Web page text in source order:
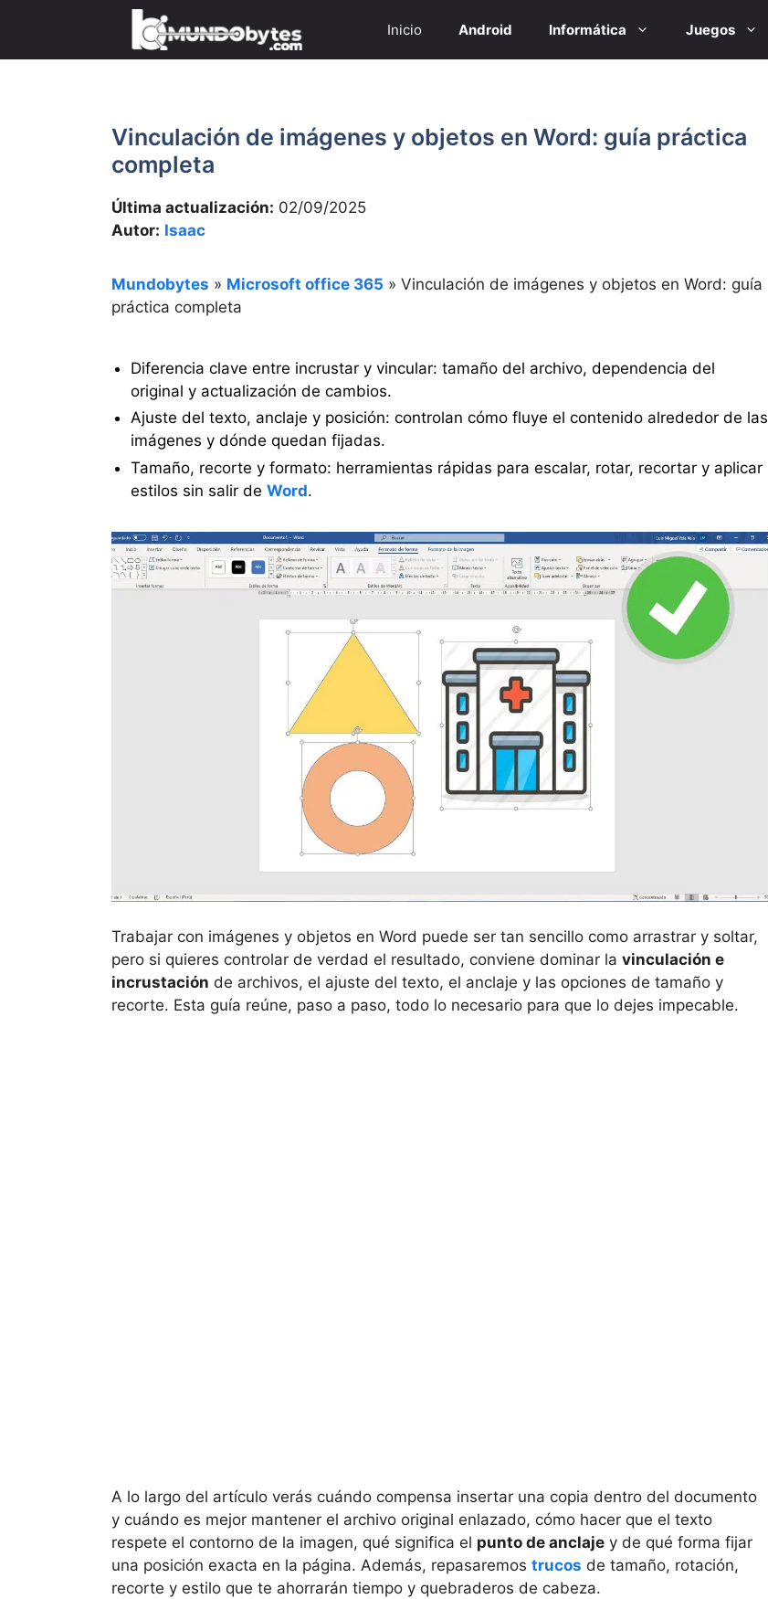
contenido
Inicio Android Informática Juegos
Vinculación de imágenes y objetos en Word: guía práctica
completa
Última actualización: 02/09/2025
Autor: Isaac
Mundobytes » Microsoft office 365 » Vinculación de imágenes y objetos en Word: guía
práctica completa
Diferencia clave entre incrustar y vincular: tamaño del archivo, dependencia del
original y actualización de cambios.
Ajuste del texto, anclaje y posición: controlan cómo fluye el contenido alrededor de las
imágenes y dónde quedan fijadas.
Tamaño, recorte y formato: herramientas rápidas para escalar, rotar, recortar y aplicar
estilos sin salir de Word.
Trabajar con imágenes y objetos en Word puede ser tan sencillo como arrastrar y soltar,
pero si quieres controlar de verdad el resultado, conviene dominar la vinculación e
incrustación de archivos, el ajuste del texto, el anclaje y las opciones de tamaño y
recorte. Esta guía reúne, paso a paso, todo lo necesario para que lo dejes impecable.
A lo largo del artículo verás cuándo compensa insertar una copia dentro del documento
y cuándo es mejor mantener el archivo original enlazado, cómo hacer que el texto
respete el contorno de la imagen, qué significa el punto de anclaje y de qué forma fijar
una posición exacta en la página. Además, repasaremos trucos de tamaño, rotación,
recorte y estilo que te ahorrarán tiempo y quebraderos de cabeza.